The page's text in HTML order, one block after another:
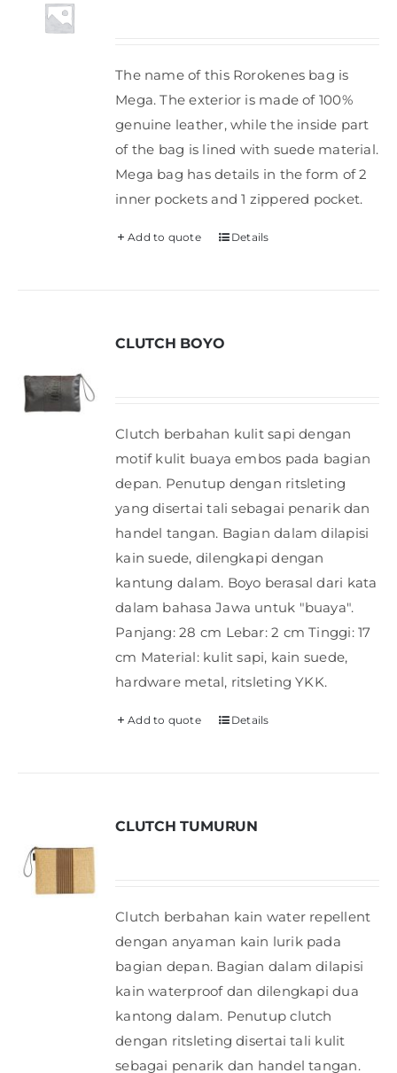
The name of this Rorokenes bag is
Mega. The exterior is made of 100%
genuine leather, while the inside part
of the bag is lined with suede material.
Mega bag has details in the form of 2
inner pockets and 1 zippered pocket.
Add to quote Details
CLUTCH BOYO
Clutch berbahan kulit sapi dengan
motif kulit buaya embos pada bagian
depan. Penutup dengan ritsleting
yang disertai tali sebagai penarik dan
handel tangan. Bagian dalam dilapisi
kain suede, dilengkapi dengan
kantung dalam. Boyo berasal dari kata
dalam bahasa Jawa untuk "buaya".
Panjang: 28 cm Lebar: 2 cm Tinggi: 17
cm Material: kulit sapi, kain suede,
hardware metal, ritsleting YKK.
Add to quote Details
CLUTCH TUMURUN
Clutch berbahan kain water repellent
dengan anyaman kain lurik pada
bagian depan. Bagian dalam dilapisi
kain waterproof dan dilengkapi dua
kantong dalam. Penutup clutch
dengan ritsleting disertai tali kulit
sebagai penarik dan handel tangan.